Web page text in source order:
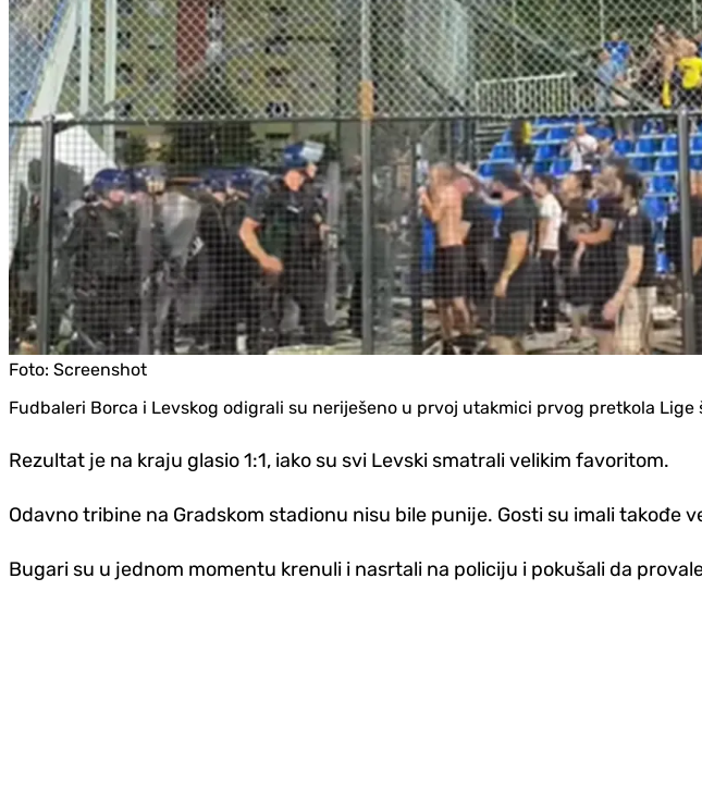
Foto: Screenshot
Fudbaleri Borca i Levskog odigrali su neriješeno u prvoj utakmici prvog pretkola Lige
Rezultat je na kraju glasio 1:1, iako su svi Levski smatrali velikim favoritom.
Odavno tribine na Gradskom stadionu nisu bile punije. Gosti su imali
Bugari su u jednom momentu krenuli i nasrtali na policiju i pokušali da